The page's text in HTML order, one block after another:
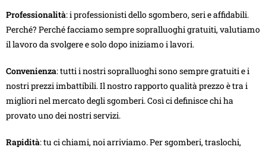
Professionalità: i professionisti dello sgombero, seri e affidabili.
Perché? Perché facciamo sempre sopralluoghi gratuiti, valutiamo
il lavoro da svolgere e solo dopo iniziamo i lavori.
Convenienza: tutti i nostri sopralluoghi sono sempre gratuiti e i
nostri prezzi imbattibili. Il nostro rapporto qualità prezzo è tra i
migliori nel mercato degli sgomberi. Così ci definisce chi ha
provato uno dei nostri servizi.
Rapidità: tu ci chiami, noi arriviamo. Per sgomberi, traslochi,